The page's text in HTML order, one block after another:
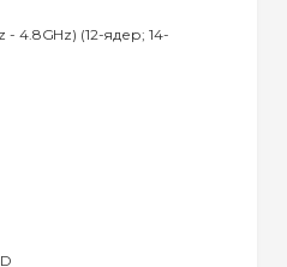
- 4.8GHz) (12-ядер; 14-